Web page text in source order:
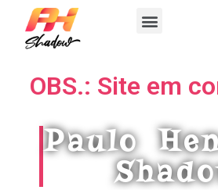
OBS.: Site em
Paulo